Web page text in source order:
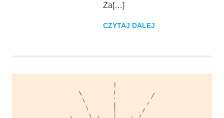
Za[…]
CZYTAJ DALEJ